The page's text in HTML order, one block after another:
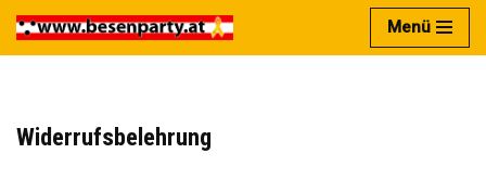
Zum
Menü
Widerrufsbelehrung